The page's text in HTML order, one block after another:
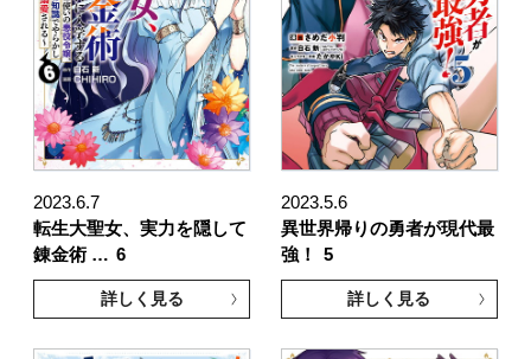
2023.6.7
転生大聖女、実力を隠して
錬金術 … 6
詳しく見る
2023.5.6
異世界帰りの勇者が現代最
強！
5
詳しく見る